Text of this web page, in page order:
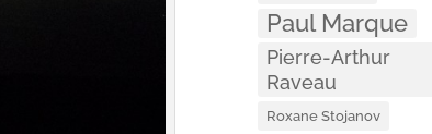
Paul Marque
Pierre-Arthur
Raveau
Roxane Stojanov